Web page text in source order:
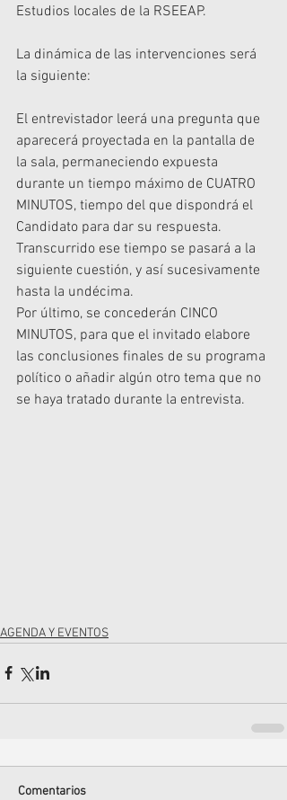
Estudios locales de la RSEEAP.
La dinámica de las intervenciones será
la siguiente:
El entrevistador leerá una pregunta que
aparecerá proyectada en la pantalla de
la sala, permaneciendo expuesta
durante un tiempo máximo de CUATRO
MINUTOS, tiempo del que dispondrá el
Candidato para dar su respuesta.
Transcurrido ese tiempo se pasará a la
siguiente cuestión, y así sucesivamente
hasta la undécima.
Por último, se concederán CINCO
MINUTOS, para que el invitado elabore
las conclusiones finales de su programa
político o añadir algún otro tema que no
se haya tratado durante la entrevista.
AGENDA Y EVENTOS
Comentarios